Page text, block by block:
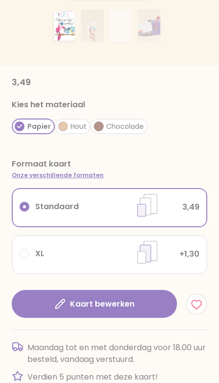
3,49
Kies het materiaal
Papier Hout Chocolade
Formaat kaart
Onze verschillende formaten
XL +1,30
Standaard 3,49
Kaart bewerken
Maandag tot en met donderdag voor 18.00 uur
besteld, vandaag verstuurd.
Verdien 5 punten met deze kaart!